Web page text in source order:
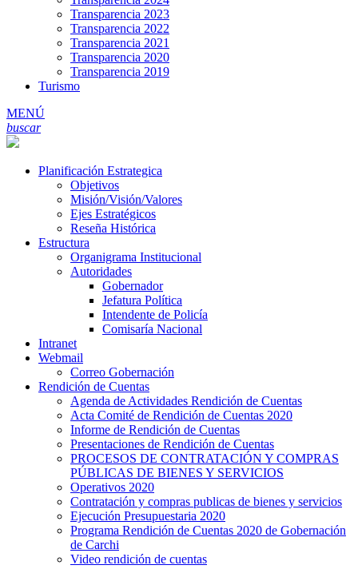
Transparencia 2023
Transparencia 2022
Transparencia 2021
Transparencia 2020
Transparencia 2019
Turismo
MENÚ
buscar
Planificación Estrategica
Objetivos
Misión/Visión/Valores
Ejes Estratégicos
Reseña Histórica
Estructura
Organigrama Institucional
Autoridades
Gobernador
Jefatura Política
Intendente de Policía
Comisaría Nacional
Intranet
Webmail
Correo Gobernación
Rendición de Cuentas
Agenda de Actividades Rendición de Cuentas
Acta Comité de Rendición de Cuentas 2020
Informe de Rendición de Cuentas
Presentaciones de Rendición de Cuentas
PROCESOS DE CONTRATACIÓN Y COMPRAS
PÚBLICAS DE BIENES Y SERVICIOS
Operativos 2020
Contratación y compras publicas de bienes y servicios
Ejecución Presupuestaria 2020
Programa Rendición de Cuentas 2020 de Gobernación
de Carchi
Video rendición de cuentas